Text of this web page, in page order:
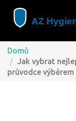
Domů
Jak vybrat
průvodce